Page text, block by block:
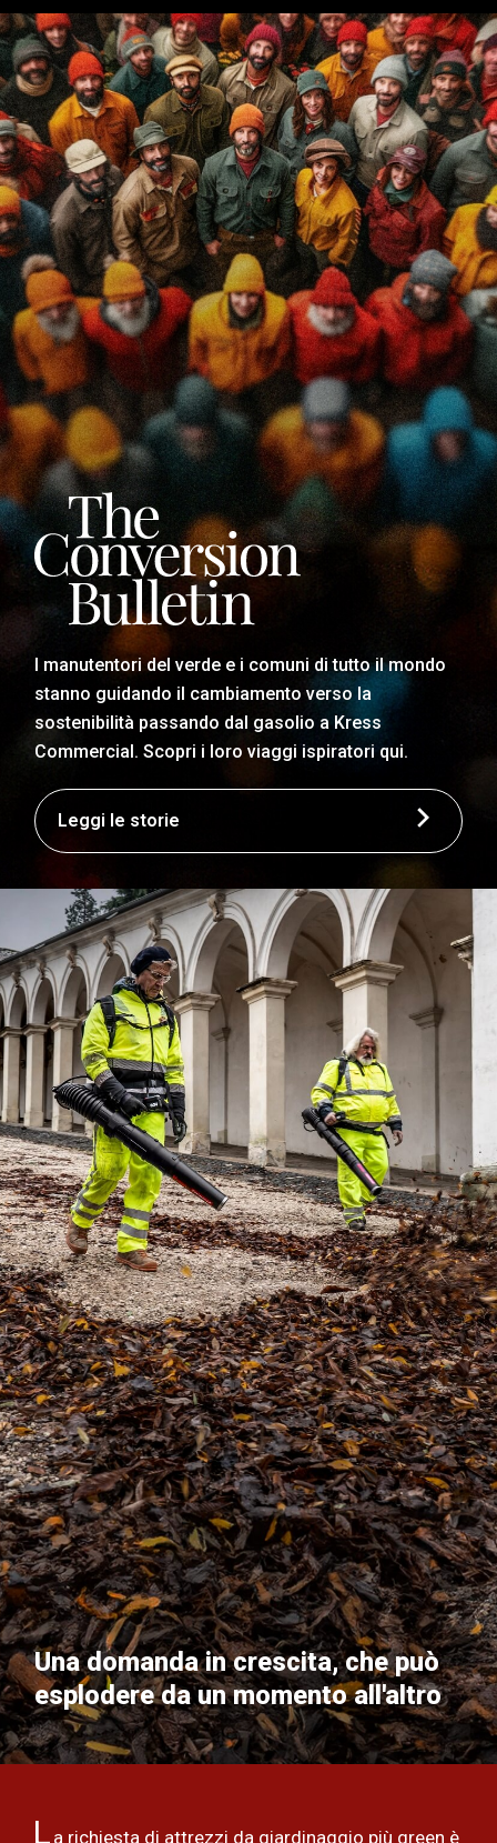
I manutentori del verde e i comuni di tutto il mondo
stanno guidando il cambiamento verso la
sostenibilità passando dal gasolio a Kress
Commercial. Scopri i loro viaggi ispiratori qui.
Leggi le storie
Una domanda in crescita, che può
esplodere da un momento all'altro
L a richiesta di attrezzi da giardinaggio più green è